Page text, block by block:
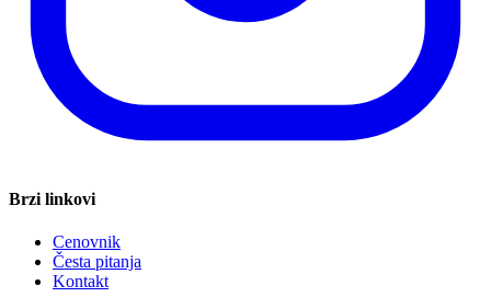
Brzi linkovi
Cenovnik
Česta pitanja
Kontakt